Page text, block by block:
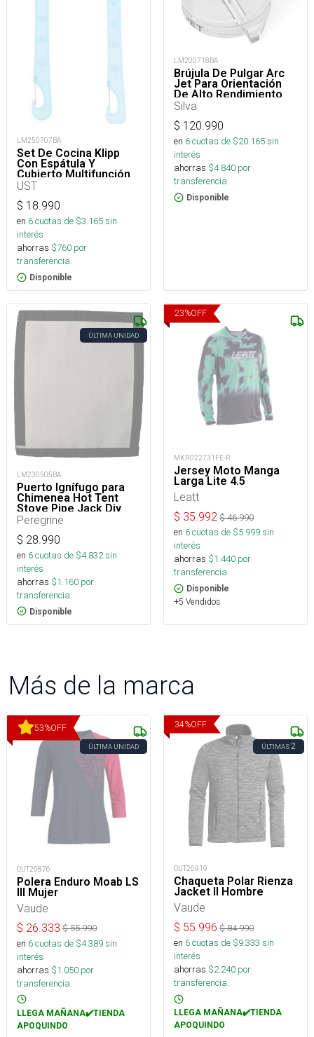
LM250707BA
Set De Cocina Klipp
Con Espátula Y
Cubierto Multifunción
UST
$ 18.990
en 6cuotas de $3.165sin
interés
ahorras $760 por
transferencia.
Disponible
LM200718BA
Brújula De Pulgar Arc
Jet Para Orientación
De Alto Rendimiento
Silva
$ 120.990
en 6cuotas de $20.165sin
interés
ahorras $4.840 por
transferencia.
Disponible
ÚLTIMA UNIDAD
LM230505BA
Puerto Ignífugo para
Chimenea Hot Tent
Stove Pipe Jack Diy
Peregrine
$ 28.990
en 6cuotas de $4.832sin
interés
ahorras $1.160 por
transferencia.
Disponible
23%OFF
MKR022731FE-R
Jersey Moto Manga
Larga Lite 4.5
Leatt
$ 35.992 $46.990
en 6cuotas de $5.999sin
interés
ahorras $1.440 por
transferencia.
Disponible
+5 Vendidos
Más de la marca
53%OFF
ÚLTIMA UNIDAD
OUT26876
Polera Enduro Moab LS
III Mujer
Vaude
$ 26.333 $55.990
en 6cuotas de $4.389sin
interés
ahorras $1.050 por
transferencia.
LLEGA MAÑANA✔️TIENDA
APOQUINDO
34%OFF
ÚLTIMAS2
OUT26919
Chaqueta Polar Rienza
Jacket II Hombre
Vaude
$ 55.996 $84.990
en 6cuotas de $9.333 sin
interés
ahorras $2.240 por
transferencia.
LLEGA MAÑANA✔️TIENDA
APOQUINDO